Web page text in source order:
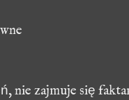
nie zajmuje się